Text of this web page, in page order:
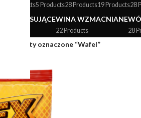
24 Products5 Products28 Products19 Products28
WINA MUSUJĄCEWINA WZMACNIANE
22 Products 28
Produkty oznaczone “Wafel”